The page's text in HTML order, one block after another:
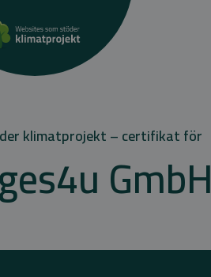
klimatprojekt – certifikat för
GmbH